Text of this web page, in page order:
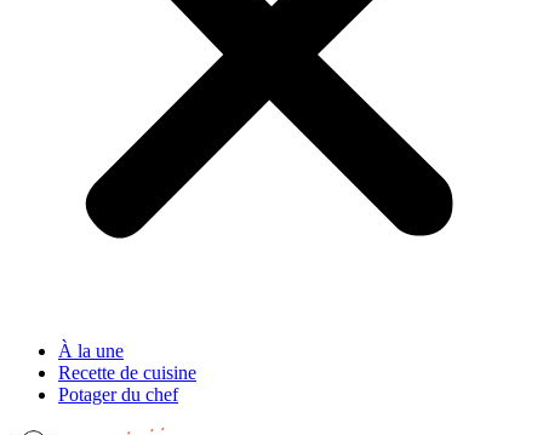
À la une
Recette de cuisine
Potager du chef